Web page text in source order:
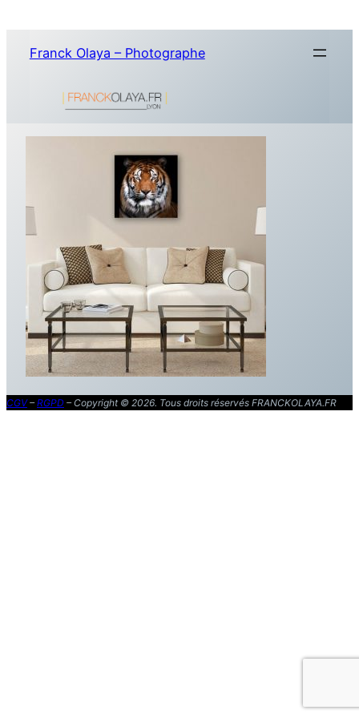
contenu
Franck Olaya – Photographe
CGV–RGPD – Copyright © 2026. Tous droits réservés FRANCKOLAYA.FR